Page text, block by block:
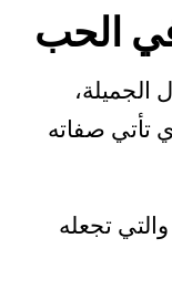
الحب
تأتي صفاته
تجعله